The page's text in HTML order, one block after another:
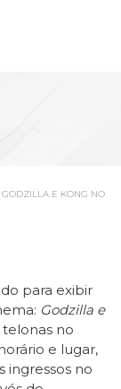
GODZILLA E KONG NO
para exibir
Godzilla e
no
e lugar,
ingressos no